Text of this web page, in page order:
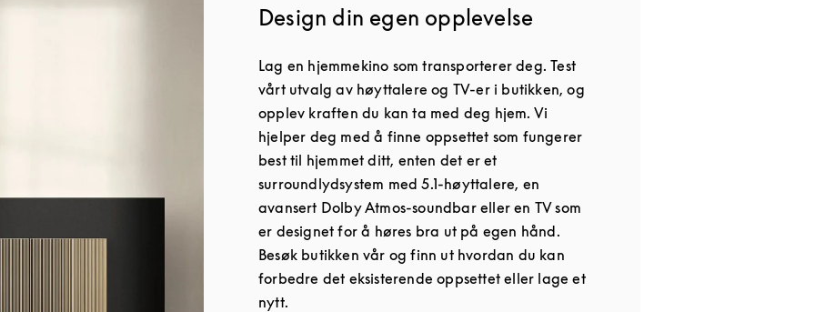
Design din egen opplevelse
Lag en hjemmekino som transporterer deg. Test
vårt utvalg av høyttalere og TV-er i butikken, og
opplev kraften du kan ta med deg hjem. Vi
hjelper deg med å finne oppsettet som fungerer
best til hjemmet ditt, enten det er et
surroundlydsystem med 5.1-høyttalere, en
avansert Dolby Atmos-soundbar eller en TV som
er designet for å høres bra ut på egen hånd.
Besøk butikken vår og finn ut hvordan du kan
forbedre det eksisterende oppsettet eller lage et
nytt.